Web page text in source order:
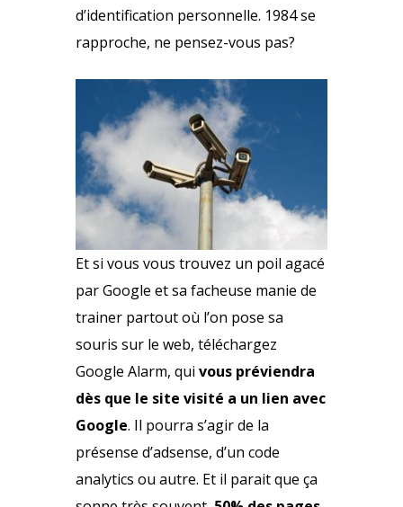
d’identification personnelle. 1984 se
rapproche, ne pensez-vous pas?
Et si vous vous trouvez un poil agacé
par Google et sa facheuse manie de
trainer partout où l’on pose sa
souris sur le web, téléchargez
Google Alarm, qui vous préviendra
dès que le site visité a un lien avec
Google. Il pourra s’agir de la
présense d’adsense, d’un code
analytics ou autre. Et il parait que ça